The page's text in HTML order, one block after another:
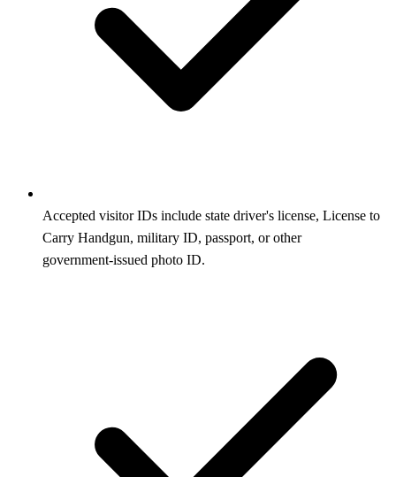
Accepted visitor IDs include state driver's license, License to
Carry Handgun, military ID, passport, or other
government‑issued photo ID.